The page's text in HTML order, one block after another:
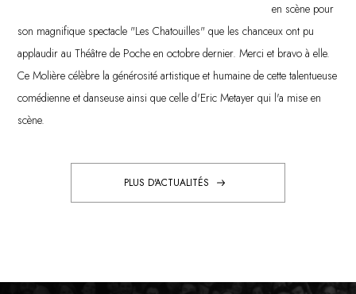
en scène pour
son magnifique spectacle "Les Chatouilles" que les chanceux ont pu
applaudir au Théâtre de Poche en octobre dernier. Merci et bravo à elle.
Ce Molière célèbre la générosité artistique et humaine de cette talentueuse
comédienne et danseuse ainsi que celle d'Eric Metayer qui l'a mise en
scène.
PLUS D'ACTUALITÉS